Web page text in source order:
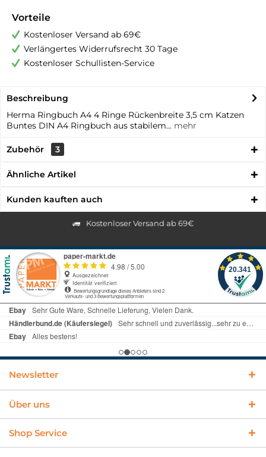
Vorteile
Kostenloser Versand ab 69€
Verlängertes Widerrufsrecht 30 Tage
Kostenloser Schullisten-Service
Beschreibung
Herma Ringbuch A4 4 Ringe Rückenbreite 3,5 cm Katzen
Buntes DIN A4 Ringbuch aus stabilem... mehr
Zubehör 3
Ähnliche Artikel
Kunden kauften auch
Kostenloser Versand ab 69€
Newsletter
Über uns
Shop Service